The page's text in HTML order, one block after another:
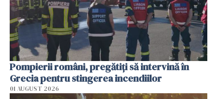
Pompierii români, pregătiţi să intervină în
Grecia pentru stingerea incendiilor
01 AUGUST 2026